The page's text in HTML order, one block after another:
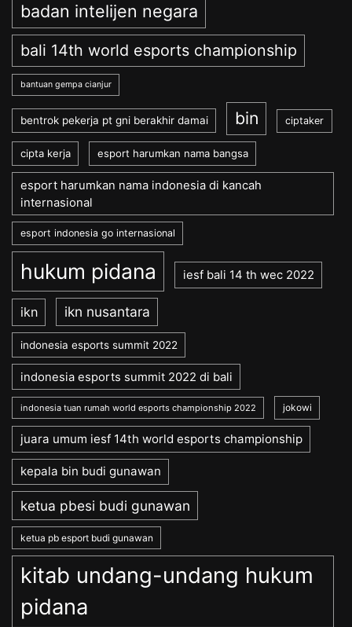
badan intelijen negara
bali 14th world esports championship
bantuan gempa cianjur
bentrok pekerja pt gni berakhir damai bin ciptaker
cipta kerja esport harumkan nama bangsa
esport harumkan nama indonesia di kancah
internasional
esport indonesia go internasional
hukum pidana iesf bali 14 th wec 2022
ikn ikn nusantara
indonesia esports summit 2022
indonesia esports summit 2022 di bali
indonesia tuan rumah world esports championship 2022 jokowi
juara umum iesf 14th world esports championship
kepala bin budi gunawan
ketua pbesi budi gunawan
ketua pb esport budi gunawan
kitab undang-undang hukum
pidana